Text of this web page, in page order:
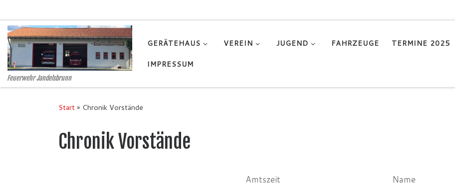
Feuerwehr Jandelsbrunn
GERÄTEHAUS VEREIN JUGEND FAHRZEUGE TERMINE 2025
IMPRESSUM
Start» Chronik Vorstände
Chronik Vorstände
Amtszeit Name